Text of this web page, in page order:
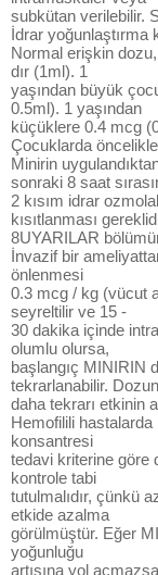
subkütan verilebilir.
İdrar yoğunlaştırma
Normal erişkin
dır (1ml). 1
yaşından büyük
0.5ml). 1 yaşından
küçüklere 0.4 mcg
Çocuklarda
Minirin
sonraki 8 saat
2 kısım idrar
kısıtlanması
8UYARILAR
İnvazif bir
önlenmesi
0.3 mcg / kg (vücut
seyreltilir ve 15 -
30 dakika içinde
olumlu olursa,
başlangıç MINIRIN
tekrarlanabilir.
daha tekrarı etkinin
Hemofilili hastalarda
konsantresi
tedavi kriterine göre
kontrole tabi
tutulmalıdır, çünkü
etkide azalma
görülmüştür. Eğer
yoğunluğu
artışına yol